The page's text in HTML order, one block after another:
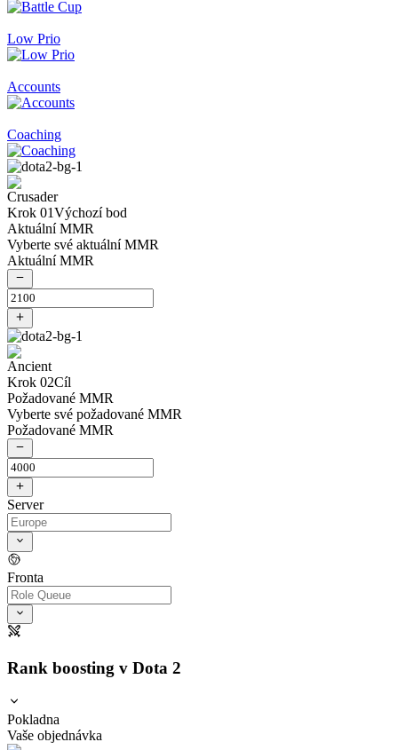
Low Prio
Accounts
Coaching
Krok 01Výchozí bod
Aktuální MMR
Vyberte své aktuální MMR
Aktuální MMR
Krok 02Cíl
Požadované MMR
Vyberte své požadované MMR
Požadované MMR
Server
Fronta
Rank boosting v Dota 2
Pokladna
Vaše objednávka